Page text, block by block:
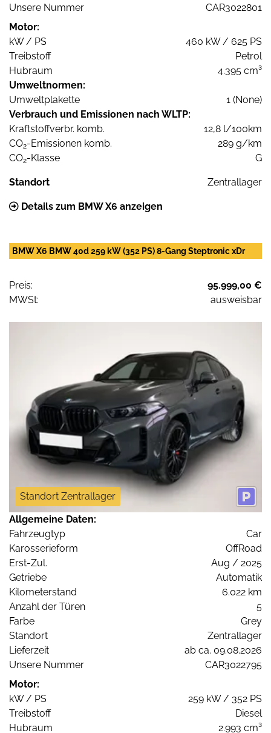
Unsere Nummer
CAR3022801
Motor:
kW / PS
460 kW / 625 PS
Treibstoff
Petrol
Hubraum
4.395 cm³
Umweltnormen:
Umweltplakette
1 (None)
Verbrauch und Emissionen nach WLTP:
Kraftstoffverbr. komb.
12,8 l/100km
CO2-Emissionen komb.
289 g/km
CO2-Klasse G
Standort Zentrallager
Details zum BMW X6 anzeigen
BMW X6 BMW 40d 259 kW (352 PS) 8-Gang Steptronic xDr
Preis:
95.999,00 €
MWSt:
ausweisbar
Standort Zentrallager
Allgemeine Daten:
Fahrzeugtyp
Car
Karosserieform
OffRoad
Erst-Zul.
Aug / 2025
Getriebe
Automatik
Kilometerstand
6.022 km
Anzahl der Türen
5
Farbe
Grey
Standort
Zentrallager
Lieferzeit
ab ca. 09.08.2026
Unsere Nummer
CAR3022795
Motor:
kW / PS
259 kW / 352 PS
Treibstoff
Diesel
Hubraum
2.993 cm³